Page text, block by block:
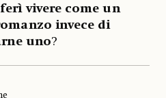
vivere come un
invece di
uno?